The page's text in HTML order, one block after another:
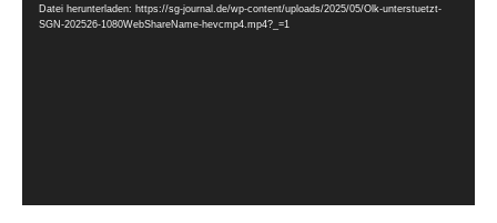
Datei herunterladen: https://sg-journal.de/wp-content/uploads/2025/05/Olk-unterstuetzt-
SGN-202526-1080WebShareName-hevcmp4.mp4?_=1